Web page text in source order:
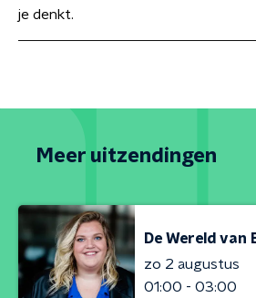
je denkt.
Meer uitzendingen
De Wereld van
zo 2 augustus
01:00 - 03:00